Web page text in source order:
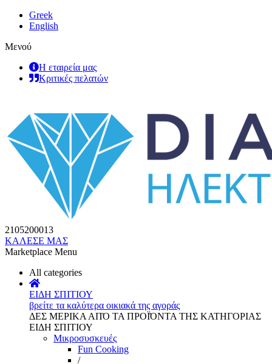
Greek
English
Μενού
Η εταιρεία μας
Κριτικές πελατών
2105200013
ΚΑΛΕΣΕ ΜΑΣ
Marketplace Menu
All categories
ΕΙΔΗ ΣΠΙΤΙΟΥ
βρείτε τα καλύτερα οικιακά της αγοράς
ΔΕΣ ΜΕΡΙΚΑ ΑΠΌ ΤΑ ΠΡΟΪΌΝΤΑ ΤΗΣ ΚΑΤΗΓΟΡΙΑΣ
ΕΙΔΗ ΣΠΙΤΙΟΥ
Μικροσυσκευές
Fun Cooking
/